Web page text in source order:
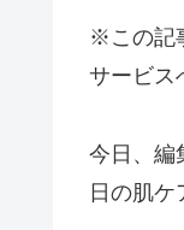
※この記
サービス
今日、編
日の肌ケ